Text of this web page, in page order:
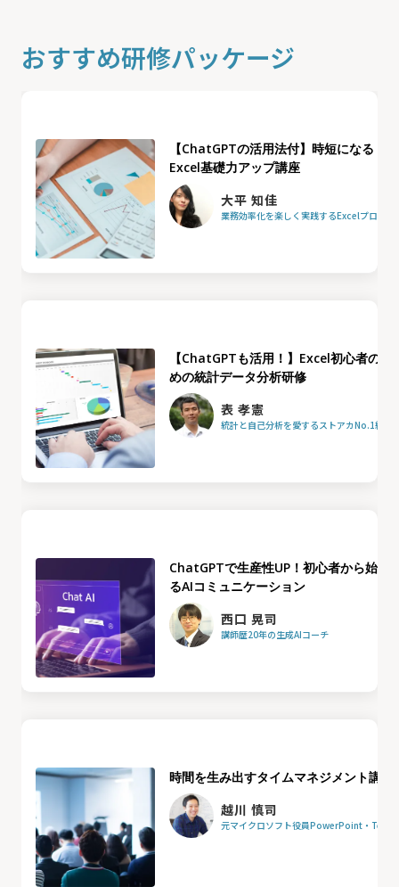
おすすめ研修パッケージ
【ChatGPTの活用法付】時短になる
Excel基礎力アップ講座
大平 知佳
業務効率化を楽しく実践するExcelプロフェ
【ChatGPTも活用！】Excel初心者のた
めの統計データ分析研修
表 孝憲
統計と自己分析を愛するストアカNo.1統計
ChatGPTで生産性UP！初心者から始め
るAIコミュニケーション
西口 晃司
講師歴20年の生成AIコーチ
時間を生み出すタイムマネジメント講座
越川 慎司
元マイクロソフト役員PowerPoint・